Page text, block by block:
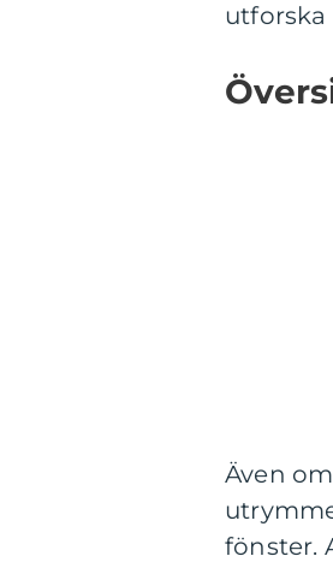
Även
fönster.